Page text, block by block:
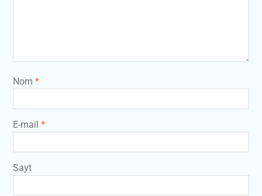
Nom *
E-mail *
Sayt